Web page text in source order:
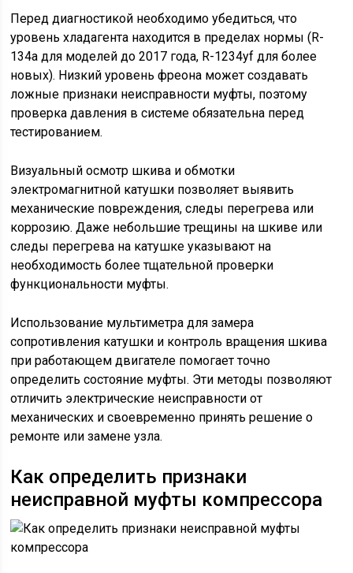
Перед диагностикой необходимо убедиться, что
уровень хладагента находится в пределах нормы (R-
134a для моделей до 2017 года, R-1234yf для более
новых). Низкий уровень фреона может создавать
ложные признаки неисправности муфты, поэтому
проверка давления в системе обязательна перед
тестированием.
Визуальный осмотр шкива и обмотки
электромагнитной катушки позволяет выявить
механические повреждения, следы перегрева или
коррозию. Даже небольшие трещины на шкиве или
следы перегрева на катушке указывают на
необходимость более тщательной проверки
функциональности муфты.
Использование мультиметра для замера
сопротивления катушки и контроль вращения шкива
при работающем двигателе помогает точно
определить состояние муфты. Эти методы позволяют
отличить электрические неисправности от
механических и своевременно принять решение о
ремонте или замене узла.
Как определить признаки
неисправной муфты компрессора